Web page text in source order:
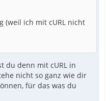
(weil ich mit cURL nicht
du denn mit cURL in
nicht so ganz wie dir
für das was du